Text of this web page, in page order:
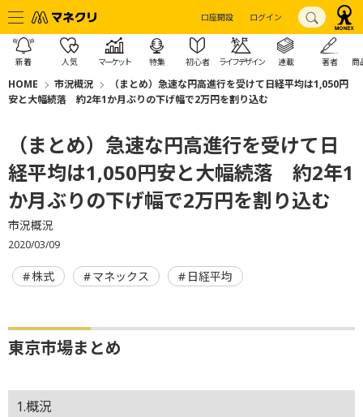
口座開設 ログイン
新着 人気 マーケット 特集 初心者 ライフデザイン 連載 著者 商
HOME 市況概況
（まとめ）急速な円高進行を受けて日経平均は1,050円
安と大幅続落 約2年1か月ぶりの下げ幅で2万円を割り込む
（まとめ）急速な円高進行を受けて日
経平均は1,050円安と大幅続落 約2年1
か月ぶりの下げ幅で2万円を割り込む
市況概況
2020/03/09
株式 マネックス 日経平均
東京市場まとめ
1.概況